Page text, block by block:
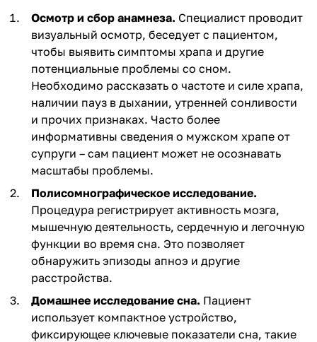
Осмотр и сбор анамнеза. Специалист проводит
визуальный осмотр, беседует с пациентом,
чтобы выявить симптомы храпа и другие
потенциальные проблемы со сном.
Необходимо рассказать о частоте и силе храпа,
наличии пауз в дыхании, утренней сонливости
и прочих признаках. Часто более
информативны сведения о мужском храпе от
супруги – сам пациент может не осознавать
масштабы проблемы.
Полисомнографическое исследование.
Процедура регистрирует активность мозга,
мышечную деятельность, сердечную и легочную
функции во время сна. Это позволяет
обнаружить эпизоды апноэ и другие
расстройства.
Домашнее исследование сна. Пациент
использует компактное устройство,
фиксирующее ключевые показатели сна, такие